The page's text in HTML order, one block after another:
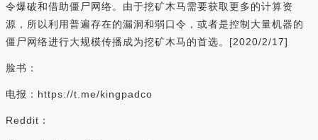
令爆破和借助僵尸网络。由于挖矿木马需要获取更多的计算资
源，所以利用普遍存在的漏洞和弱口令，或者是控制大量机器的
僵尸网络进行大规模传播成为挖矿木马的首选。[2020/2/17]
脸书：
电报：https://t.me/kingpadco
Reddit：